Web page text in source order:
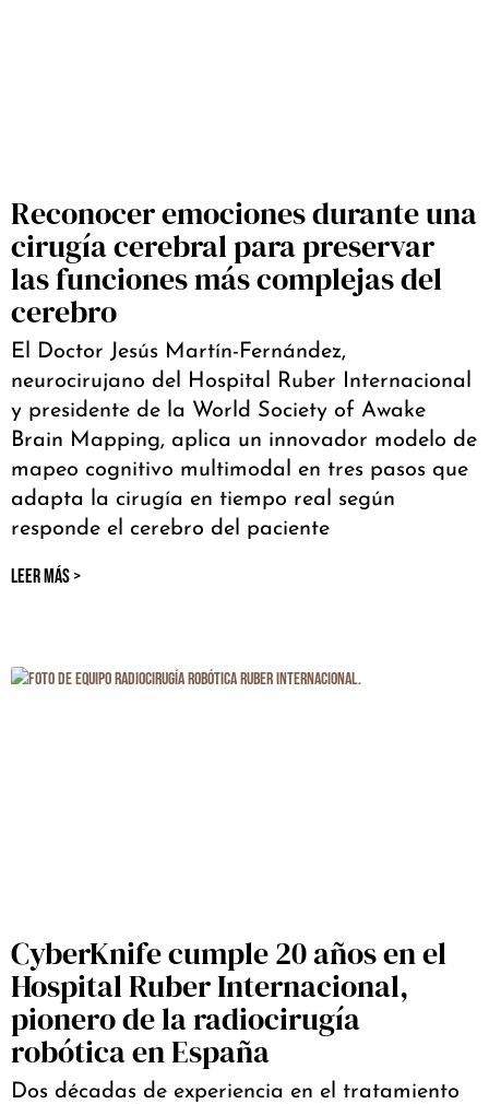
Reconocer emociones durante una
cirugía cerebral para preservar
las funciones más complejas del
cerebro
El Doctor Jesús Martín-Fernández,
neurocirujano del Hospital Ruber Internacional
y presidente de la World Society of Awake
Brain Mapping, aplica un innovador modelo de
mapeo cognitivo multimodal en tres pasos que
adapta la cirugía en tiempo real según
responde el cerebro del paciente
LEER MÁS >
CyberKnife cumple 20 años en el
Hospital Ruber Internacional,
pionero de la radiocirugía
robótica en España
Dos décadas de experiencia en el tratamiento